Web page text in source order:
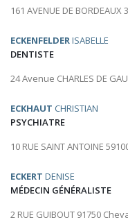
161 AVENUE DE
ECKENFELDERISABELLE
DENTISTE
24 Avenue CHARLES DE
ECKHAUT CHRISTIAN
PSYCHIATRE
10 RUE SAINT ANTOINE
ECKERT DENISE
MÉDECIN GÉNÉRALISTE
2 RUE GUIBOUT 91750